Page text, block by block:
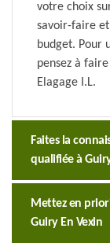
votre choix
savoir-faire
budget. Pour
pensez à
Elagage I.L.
Faites la
qualifiée à
Mettez en
Guiry En Vexin